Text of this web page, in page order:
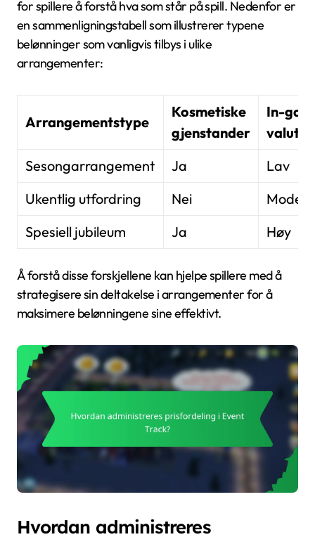
for spillere å forstå hva som står på spill. Nedenfor er
en sammenligningstabell som illustrerer typene
belønninger som vanligvis tilbys i ulike
arrangementer:
Arrangementstype
Kosmetiske
gjenstander
In-
valuta
Sesongarrangement
Ja
Lav
Ukentlig utfordring
Nei
Spesiell jubileum
Ja Høy
Å forstå disse forskjellene kan hjelpe spillere med å
strategisere sin deltakelse i arrangementer for å
maksimere belønningene sine effektivt.
Hvordan administreres